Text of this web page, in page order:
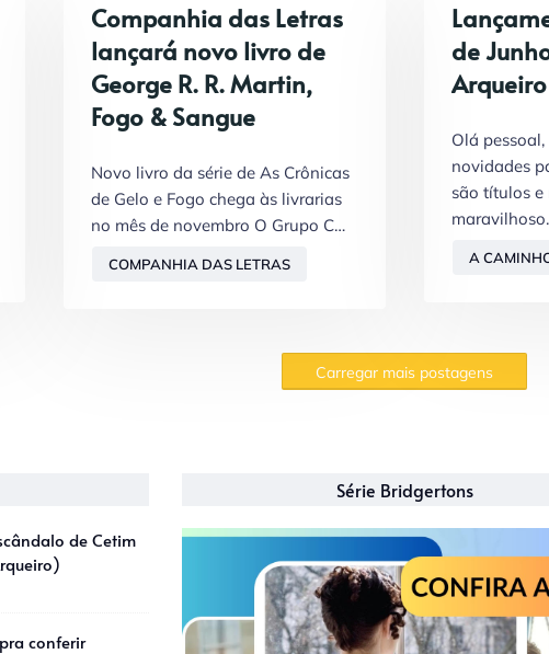
Companhia das Letras
lançará novo livro de
George R. R. Martin,
Fogo & Sangue
Novo livro da série de As Crônicas
de Gelo e Fogo chega às livrarias
no mês de novembro O Grupo C…
COMPANHIA DAS LETRAS
de
Olá
novidades
são títulos
A
Carregar mais postagens
de Cetim
conferir
Série Bridgertons